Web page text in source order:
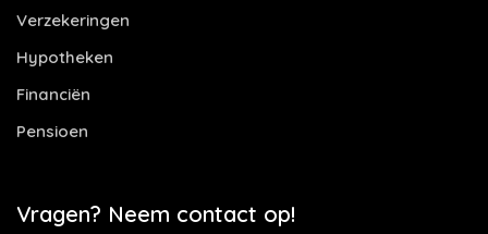
Verzekeringen
Hypotheken
Financiën
Pensioen
Vragen? Neem contact op!